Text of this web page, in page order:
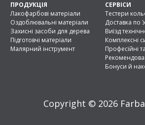
ПРОДУКЦІЯ
Лакофарбові матеріали
Оздоблювальні матеріали
Захисні засоби для дерева
Підготовчі матеріали
Малярний інструмент
СЕРВІСИ
Тестери
Доставка по
Виїзд
Комплексні
Професійні
Бонуси й
Copyright © 2026